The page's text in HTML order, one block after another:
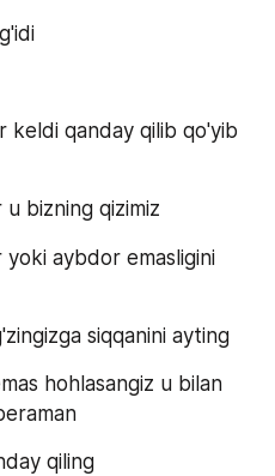
keldi qanday qilib qo'yib
bizning qizimiz
aybdor emasligini
siqqanini ayting
hohlasangiz u bilan
qiling